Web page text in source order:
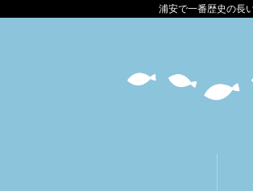
浦安で一番歴史の長